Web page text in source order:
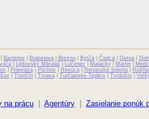
Bardejov Bratislava Brezno Bytča |Čadca Detva
| Liptovský Mikuláš Lučenec Malacky| Martin|
| Prievidza| Púchov| Revúca| Rimavská Sobota|
| Trenčín| Trnava| Turčianske Teplice| Tvrdošín|
na prácu Agentúry Zasielanie ponúk